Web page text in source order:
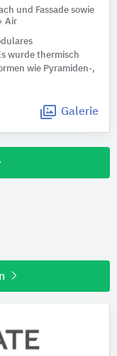
und Fassade sowie
Air
wurde thermisch
wie Pyramiden-,
Galerie